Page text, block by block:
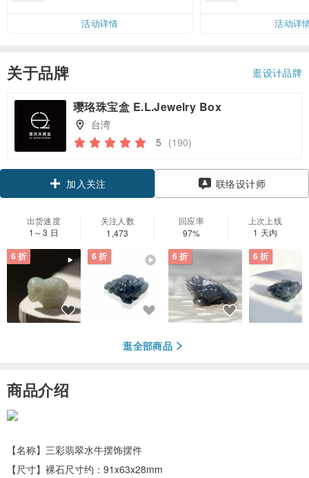
活动详情 活动详
关于品牌 逛设计品牌
璎珞珠宝盒 E.L.Jewelry Box
台湾
5 (190)
加入关注 联络设计师
出货速度
1～3 日
关注人数
1,473
回应率
97%
上次上线
1 天内
6 折 6 折 6 折 6 折
逛全部商品
商品介绍
【名称】三彩翡翠水牛摆饰摆件
【尺寸】裸石尺寸约：91x63x28mm